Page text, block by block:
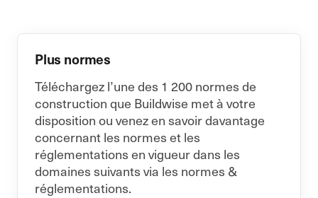
Plus normes
Téléchargez l’une des 1 200 normes de
construction que Buildwise met à votre
disposition ou venez en savoir davantage
concernant les normes et les
réglementations en vigueur dans les
domaines suivants via les normes &
réglementations.